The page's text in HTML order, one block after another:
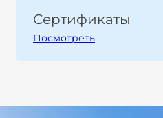
Сертификаты
Посмотреть